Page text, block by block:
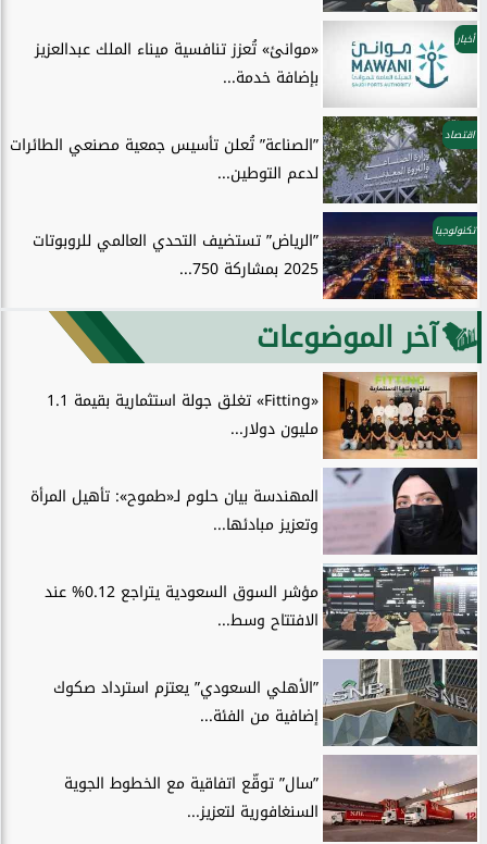
أخبار
«موانئ» تُعزز تنافسية ميناء الملك عبدالعزيز
بإضافة خدمة...
اقتصاد
”الصناعة” تُعلن تأسيس جمعية مصنعي الطائرات
لدعم التوطين...
تكنولوجيا
”الرياض” تستضيف التحدي العالمي للروبوتات
2025 بمشاركة 750...
آخر الموضوعات
«Fitting» تغلق جولة استثمارية بقيمة 1.1
مليون دولار...
المهندسة بيان حلوم لـ«طموح»: تأهيل المرأة
وتعزيز مبادئها...
مؤشر السوق السعودية يتراجع 0.12% عند
الافتتاح وسط...
”الأهلي السعودي” يعتزم استرداد صكوك
إضافية من الفئة...
”سال” توقّع اتفاقية مع الخطوط الجوية
السنغافورية لتعزيز...